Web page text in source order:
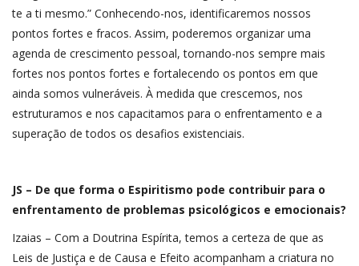
te a ti mesmo.” Conhecendo-nos, identificaremos nossos
pontos fortes e fracos. Assim, poderemos organizar uma
agenda de crescimento pessoal, tornando-nos sempre mais
fortes nos pontos fortes e fortalecendo os pontos em que
ainda somos vulneráveis. À medida que crescemos, nos
estruturamos e nos capacitamos para o enfrentamento e a
superação de todos os desafios existenciais.
JS – De que forma o Espiritismo pode contribuir para o
enfrentamento de problemas psicológicos e emocionais?
Izaias – Com a Doutrina Espírita, temos a certeza de que as
Leis de Justiça e de Causa e Efeito acompanham a criatura no